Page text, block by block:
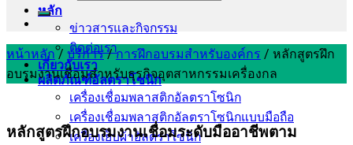
หลัก
ข่าวสารและกิจกรรม
ติดต่อเรา
เกี่ยวกับเรา
ผลิตภัณฑ์อัลตราโซนิก
เครื่องเชื่อมพลาสติกอัลตราโซนิก
เครื่องเชื่อมพลาสติกอัลตราโซนิกแบบมือถือ
เครื่องเย็บผ้าอัลตราโซนิก
หน้าหลัก / บริการ / การฝึกอบรมสำหรับองค์กร / หลักสูตรฝึก
อบรมงานเชื่อมสำหรับธุรกิจอุตสาหกรรมเครื่องกล
หลักสูตรฝึกอบรมงานเชื่อมระดับมืออาชีพตาม